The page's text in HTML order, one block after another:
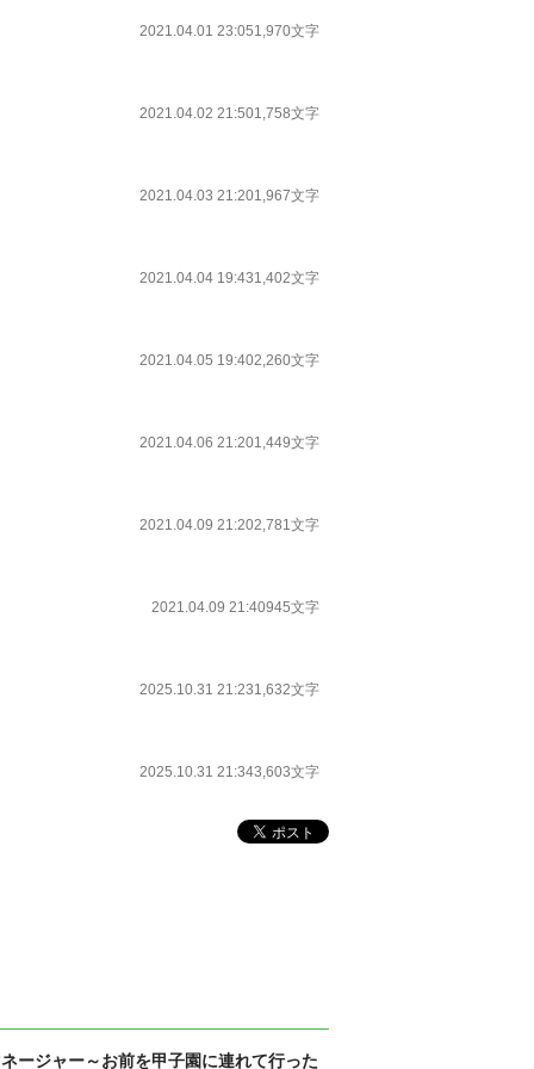
2021.04.01 23:051,970文字
2021.04.02 21:501,758文字
2021.04.03 21:201,967文字
2021.04.04 19:431,402文字
2021.04.05 19:402,260文字
2021.04.06 21:201,449文字
2021.04.09 21:202,781文字
2021.04.09 21:40945文字
2025.10.31 21:231,632文字
2025.10.31 21:343,603文字
ージャー～お前を甲子園に連れて行った